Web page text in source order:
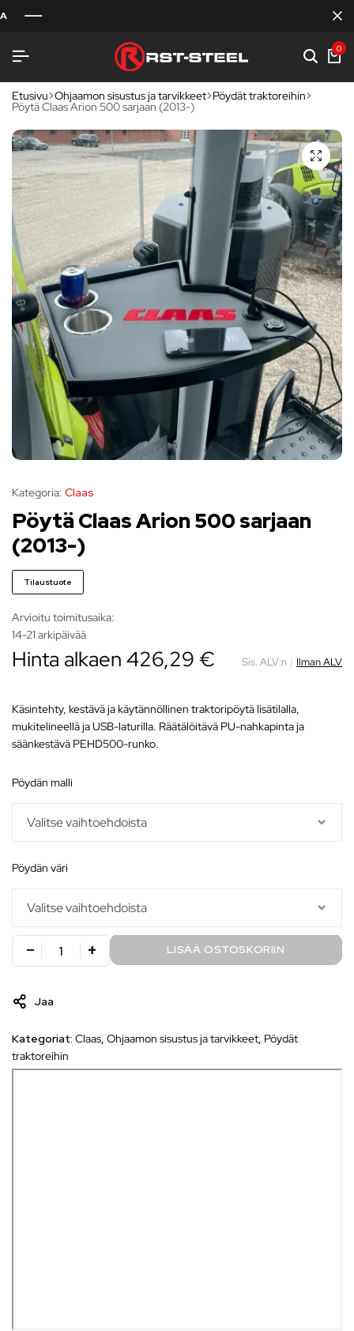
0
Etusivu Ohjaamon sisustus ja tarvikkeet Pöydät traktoreihin
Pöytä Claas Arion 500 sarjaan (2013-)
Kategoria: Claas
Pöytä Claas Arion 500 sarjaan
(2013-)
Tilaustuote
Arvioitu toimitusaika:
14-21 arkipäivää
Hinta alkaen 426,29 € Sis. ALV:n | Ilman ALV
Käsintehty, kestävä ja käytännöllinen traktoripöytä lisätilalla,
mukitelineellä ja USB-laturilla. Räätälöitävä PU-nahkapinta ja
säänkestävä PEHD500-runko.
pöydän malli
pöydän väri
LISÄÄ OSTOSKORIIN
Jaa
Kategoriat: Claas, Ohjaamon sisustus ja tarvikkeet, Pöydät
traktoreihin